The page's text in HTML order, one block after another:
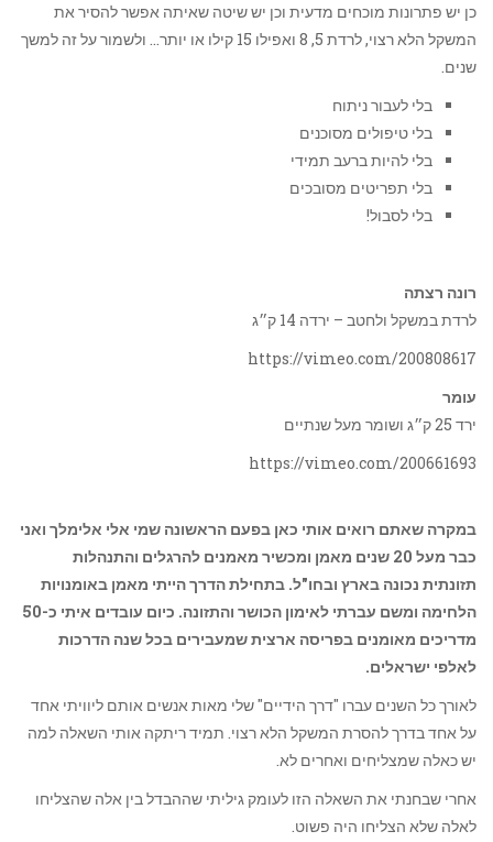
כן יש פתרונות מוכחים מדעית וכן יש שיטה שאיתה אפשר להסיר את
המשקל הלא רצוי, לרדת 5, 8 ואפילו 15 קילו או יותר… ולשמור על זה למשך
שנים.
בלי לעבור ניתוח
בלי טיפולים מסוכנים
בלי להיות ברעב תמידי
בלי תפריטים מסובכים
בלי לסבול!
רונה רצתה
לרדת במשקל ולחטב – ירדה 14 ק״ג
https://vimeo.com/200808617
עומר
ירד 25 ק״ג ושומר מעל שנתיים
https://vimeo.com/200661693
במקרה שאתם רואים אותי כאן בפעם הראשונה שמי אלי אלימלך ואני
כבר מעל 20 שנים מאמן ומכשיר מאמנים להרגלים והתנהלות
תזונתית נכונה בארץ ובחו"ל. בתחילת הדרך הייתי מאמן באומנויות
הלחימה ומשם עברתי לאימון הכושר והתזונה. כיום עובדים איתי כ-50
מדריכים מאומנים בפריסה ארצית שמעבירים בכל שנה הדרכות
לאלפי ישראלים.
לאורך כל השנים עברו "דרך הידיים" שלי מאות אנשים אותם ליוויתי אחד
על אחד בדרך להסרת המשקל הלא רצוי. תמיד ריתקה אותי השאלה למה
יש כאלה שמצליחים ואחרים לא.
אחרי שבחנתי את השאלה הזו לעומק גיליתי שההבדל בין אלה שהצליחו
לאלה שלא הצליחו היה פשוט.